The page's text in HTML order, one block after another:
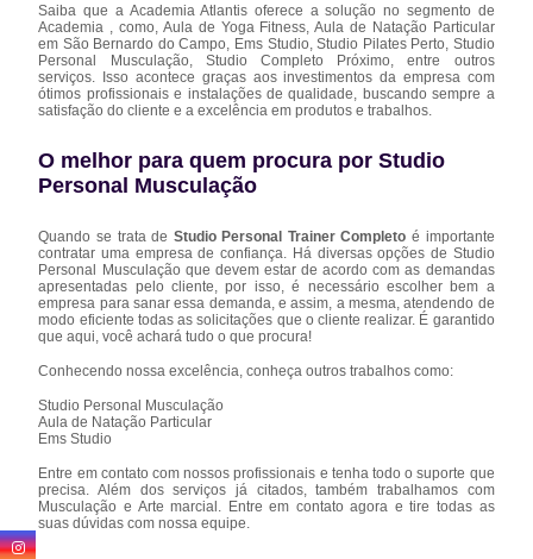
Saiba que a Academia Atlantis oferece a solução no segmento de
Academia , como, Aula de Yoga Fitness, Aula de Natação Particular
em São Bernardo do Campo, Ems Studio, Studio Pilates Perto, Studio
Personal Musculação, Studio Completo Próximo, entre outros
serviços. Isso acontece graças aos investimentos da empresa com
ótimos profissionais e instalações de qualidade, buscando sempre a
satisfação do cliente e a excelência em produtos e trabalhos.
O melhor para quem procura por Studio
Personal Musculação
Quando se trata de Studio Personal Trainer Completo é importante
contratar uma empresa de confiança. Há diversas opções de Studio
Personal Musculação que devem estar de acordo com as demandas
apresentadas pelo cliente, por isso, é necessário escolher bem a
empresa para sanar essa demanda, e assim, a mesma, atendendo de
modo eficiente todas as solicitações que o cliente realizar. É garantido
que aqui, você achará tudo o que procura!
Conhecendo nossa excelência, conheça outros trabalhos como:
Studio Personal Musculação
Aula de Natação Particular
Ems Studio
Entre em contato com nossos profissionais e tenha todo o suporte que
precisa. Além dos serviços já citados, também trabalhamos com
Musculação e Arte marcial. Entre em contato agora e tire todas as
suas dúvidas com nossa equipe.